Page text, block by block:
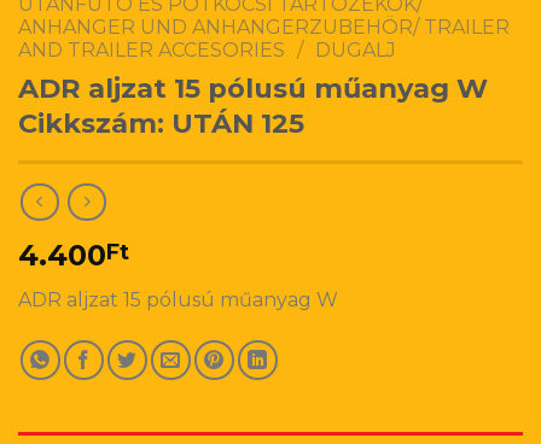
ANHANGER UND ANHANGERZUBEHÖR/ TRAILER
AND TRAILER ACCESORIES / DUGALJ
ADR aljzat 15 pólusú műanyag W
Cikkszám: UTÁN 125
4.400Ft
ADR aljzat 15 pólusú műanyag W